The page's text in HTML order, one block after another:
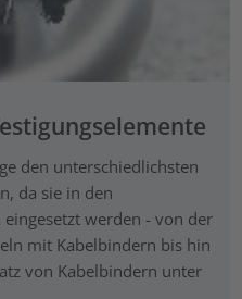
den unterschiedlichsten
da sie in den
werden - von der
mit Kabelbindern bis hin
von Kabelbindern unter